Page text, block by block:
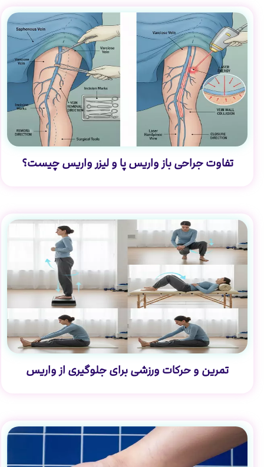
تفاوت جراحی باز واریس پا و لیزر واریس چیست؟
تمرین و حرکات ورزشی برای جلوگیری از واریس